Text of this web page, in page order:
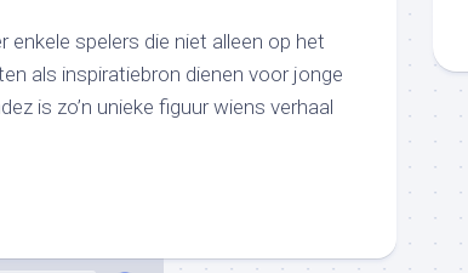
enkele spelers die niet alleen op het
als inspiratiebron dienen voor jonge
is zo’n unieke figuur wiens verhaal